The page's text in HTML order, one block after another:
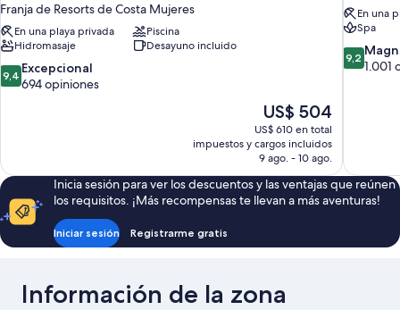
Franja de Resorts de Costa Mujeres
En una playa privada
Piscina
Hidromasaje
Desayuno incluido
9.4
de
9,4 Excepcional
694 opiniones
El
precio
actual
es
de
US$ 504
US$ 504
US$ 610 en total
impuestos y cargos incluidos
9 ago. - 10 ago.
En una
Spa
9.2
de
9,2
1.001
Inicia sesión para ver los descuentos y las ventajas que reúnen
los requisitos. ¡Más recompensas te llevan a más aventuras!
Iniciar sesión Registrarme gratis
Información de la zona